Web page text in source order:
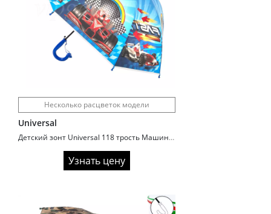
Несколько расцветок модели
Universal
Детский зонт Universal 118 трость Машинки
Узнать цену